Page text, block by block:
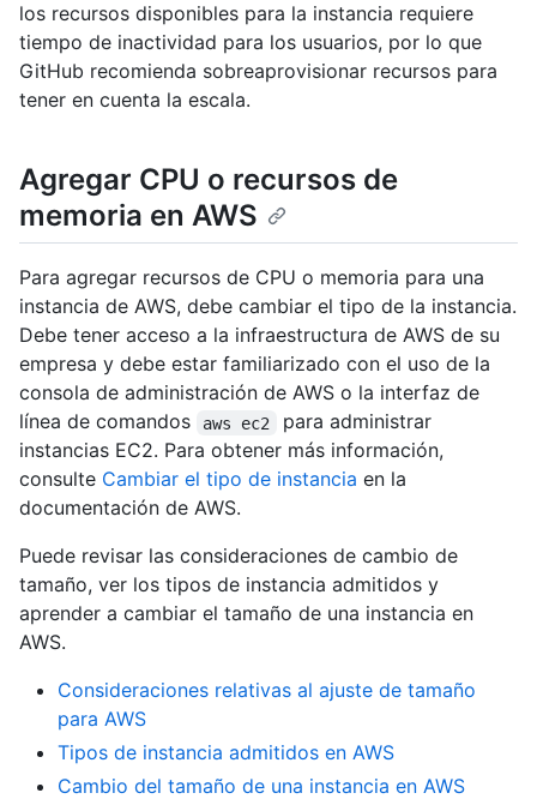
los recursos disponibles para la instancia requiere
tiempo de inactividad para los usuarios, por lo que
GitHub recomienda sobreaprovisionar recursos para
tener en cuenta la escala.
Agregar CPU o recursos de
memoria en AWS
Para agregar recursos de CPU o memoria para una
instancia de AWS, debe cambiar el tipo de la instancia.
Debe tener acceso a la infraestructura de AWS de su
empresa y debe estar familiarizado con el uso de la
consola de administración de AWS o la interfaz de
línea de comandos
aws ec2
para administrar
instancias EC2. Para obtener más información,
consulte Cambiar el tipo de instancia en la
documentación de AWS.
Puede revisar las consideraciones de cambio de
tamaño, ver los tipos de instancia admitidos y
aprender a cambiar el tamaño de una instancia en
AWS.
Consideraciones relativas al ajuste de tamaño
para AWS
Tipos de instancia admitidos en AWS
Cambio del tamaño de una instancia en AWS